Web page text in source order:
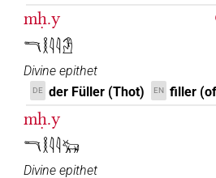
mḥ.y
𓎔𓎛𓇋𓇋𓁟
Divine epithet
DE der Füller (Thot) EN filler
mḥ.y
𓎔𓎛𓇋𓇋𓃒
Divine epithet